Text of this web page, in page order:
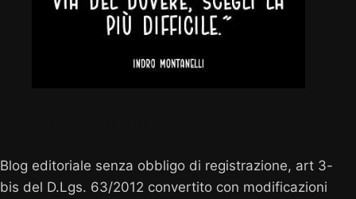
Blog editoriale senza obbligo di registrazione, art 3-
bis del D.Lgs. 63/2012 convertito con modificazioni